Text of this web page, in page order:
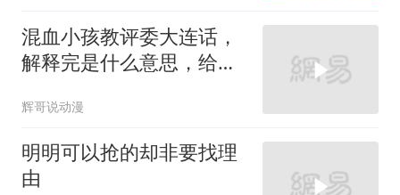
混血小孩教评委大连话，
解释完是什么意思，给刘
辉哥说动漫
明明可以抢的却非要找理
由